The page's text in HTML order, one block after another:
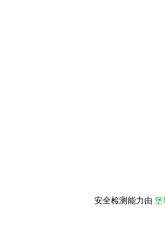
安全检测能力由 堡